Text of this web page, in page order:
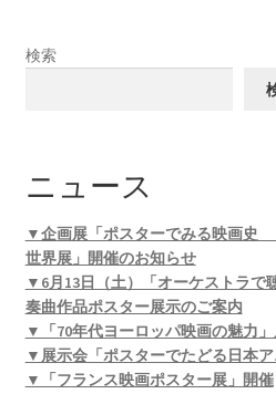
検索
ニュース
▼企画展「ポスターでみる映
世界展」開催のお知らせ
▼6月13日（土）「オーケストラで
奏曲作品ポスター展示のご案内
▼「70年代ヨーロッパ映画の魅力
▼展示会「ポスターでたどる日本
▼「フランス映画ポスター展」開催